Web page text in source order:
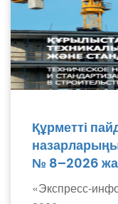
Құрметті
№ 8–2026
«Экспресс-